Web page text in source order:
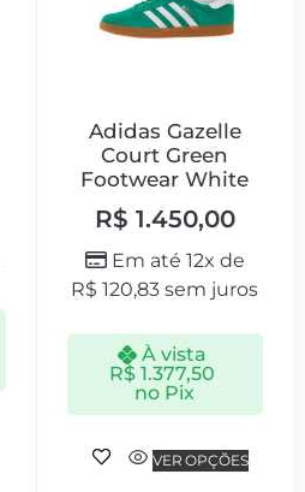
Adidas Gazelle
Court Green
Footwear White
R$ 1.450,00
Em até 12x de
R$ 120,83 sem juros
À vista
R$ 1.377,50
no Pix
VER OPÇÕES